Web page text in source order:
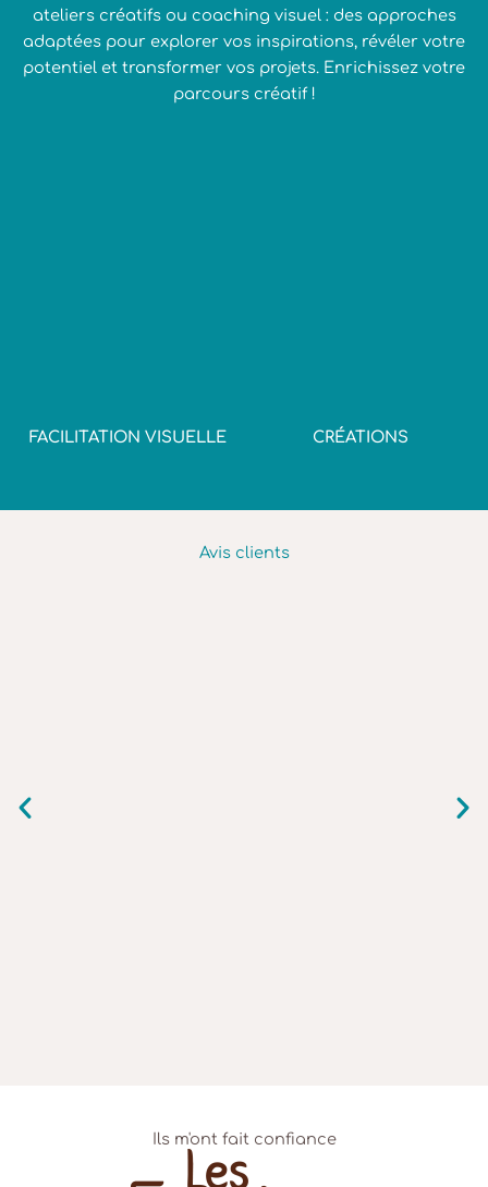
ateliers créatifs ou coaching visuel : des approches
adaptées pour explorer vos inspirations, révéler votre
potentiel et transformer vos projets. Enrichissez votre
parcours créatif !
FACILITATION VISUELLE CRÉATIONS
Avis clients
Ils m'ont fait confiance